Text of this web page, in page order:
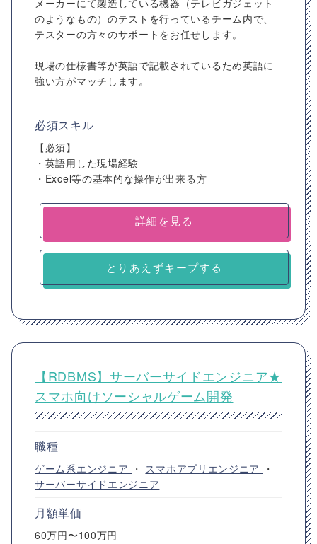
メーカーにて製造している機器（テレビガジェット
のようなもの）のテストを行っているチーム内で、
テスターの方々のサポートをお任せします。
現場の仕様書等が英語で記載されているため英語に
強い方がマッチします。
必須スキル
【必須】
・英語用した現場経験
・Excel等の基本的な操作が出来る方
詳細を見る
とりあえずキープする
【RDBMS】サーバーサイドエンジニア★
スマホ向けソーシャルゲーム開発
職種
ゲーム系エンジニア ・ スマホアプリエンジニア
・
サーバーサイドエンジニア
月額単価
60万円〜100万円